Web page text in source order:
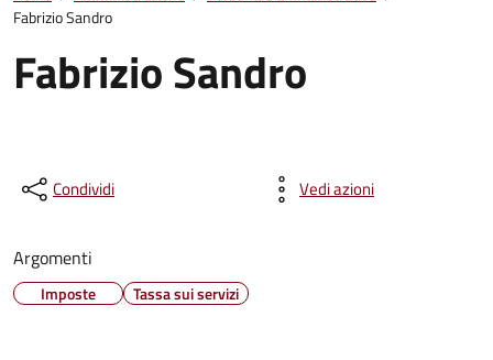
Fabrizio Sandro
Fabrizio Sandro
Condividi Vedi azioni
Argomenti
Imposte Tassa sui servizi